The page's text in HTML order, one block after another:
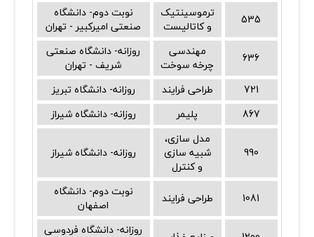
535
ترموسینتیک
و کاتالیست
نوبت دوم- دانشگاه
صنعتی امیرکبیر - تهران
636
مهندسی
چرخه سوخت
روزانه- دانشگاه صنعتی
شریف - تهران
721
طراحی فرایند
روزانه- دانشگاه تبریز
867
پلیمر روزانه- دانشگاه شیراز
990
مدل سازی،
شبیه سازی
و کنترل
روزانه- دانشگاه شیراز
1081 طراحی فرایند
نوبت دوم- دانشگاه
اصفهان
روزانه- دانشگاه فردوسی